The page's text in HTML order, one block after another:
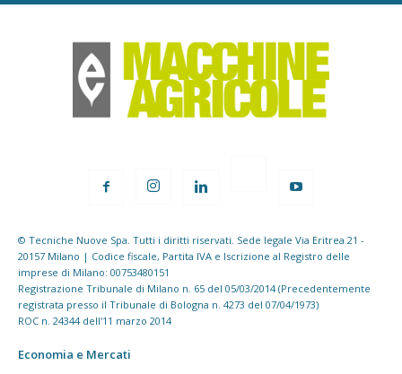
© Tecniche Nuove Spa. Tutti i diritti riservati. Sede legale Via Eritrea 21 -
20157 Milano | Codice fiscale, Partita IVA e Iscrizione al Registro delle
imprese di Milano: 00753480151
Registrazione Tribunale di Milano n. 65 del 05/03/2014 (Precedentemente
registrata presso il Tribunale di Bologna n. 4273 del 07/04/1973)
ROC n. 24344 dell'11 marzo 2014
Economia e Mercati